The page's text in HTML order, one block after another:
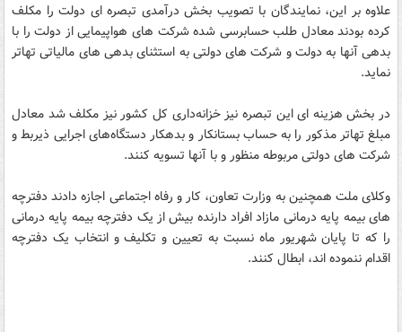
علاوه بر این، نمایندگان با تصویب بخش درآمدی تبصره ای دولت را مکلف
کرده بودند معادل طلب حسابرسی شده شرکت های هواپیمایی از دولت را با
بدهی آنها به دولت و شرکت های دولتی به استثنای بدهی های مالیاتی تهاتر
نماید.
در بخش هزینه ای این تبصره نیز خزانه‌داری کل کشور نیز مکلف شد معادل
مبلغ تهاتر مذکور را به حساب بستانکار و بدهکار دستگاه‌های اجرایی ذیربط و
شرکت های دولتی مربوطه منظور و با آنها تسویه کنند.
وکلای ملت همچنین به وزارت تعاون، کار و رفاه اجتماعی اجازه دادند دفترچه
های بیمه پایه درمانی مازاد افراد دارنده بیش از یک دفترچه بیمه پایه درمانی
را که تا پایان شهریور ماه نسبت به تعیین و تکلیف و انتخاب یک دفترچه
اقدام ننموده اند، ابطال کنند.